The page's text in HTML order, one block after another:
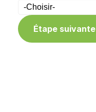
Étape suivante